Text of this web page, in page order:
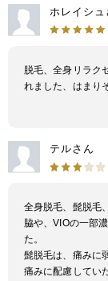
ッサージで解消、ド
全予約制、完全個室
ホレイシュ
脱毛、全身リラク
れました、はまり
テルさん
全身脱毛、髭脱毛
脇や、VIOの一部
た。
髭脱毛は、痛みに
痛みに配慮してい